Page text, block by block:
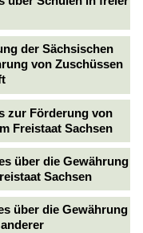
der Sächsischen
von Zuschüssen
zur Förderung von
Freistaat Sachsen
über die Gewährung
Sachsen
über die Gewährung